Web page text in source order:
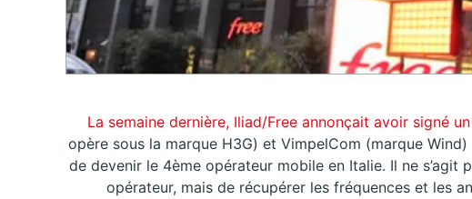
La semaine dernière, Iliad/Free annonçait avoir signé
opère sous la marque H3G) et VimpelCom (marque
de devenir le 4ème opérateur mobile en Italie. Il ne s’agit
opérateur, mais de récupérer les fréquences et les